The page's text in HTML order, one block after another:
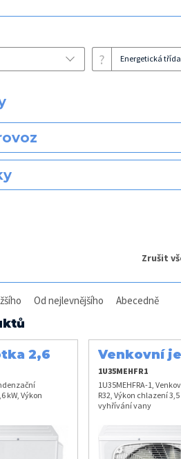
? Energetická
Zrušit
Od nejlevnějšího Abecedně
2,6
kW, Výkon
Venkovní
kW
1U35MEHFR1
1U35MEHFRA-1,
R32, Výkon chlazení
vyhřívání vany